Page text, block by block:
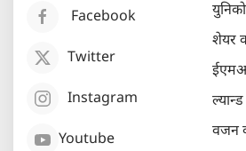
Facebook
Twitter
Instagram
Youtube
शेयर
वजन